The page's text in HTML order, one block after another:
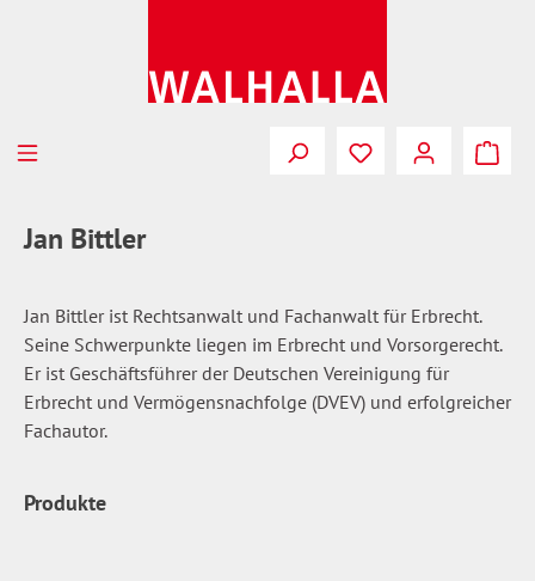
Du hast 0
Jan Bittler
Jan Bittler ist Rechtsanwalt und Fachanwalt für Erbrecht.
Seine Schwerpunkte liegen im Erbrecht und Vorsorgerecht.
Er ist Geschäftsführer der Deutschen Vereinigung für
Erbrecht und Vermögensnachfolge (DVEV) und erfolgreicher
Fachautor.
Produkte